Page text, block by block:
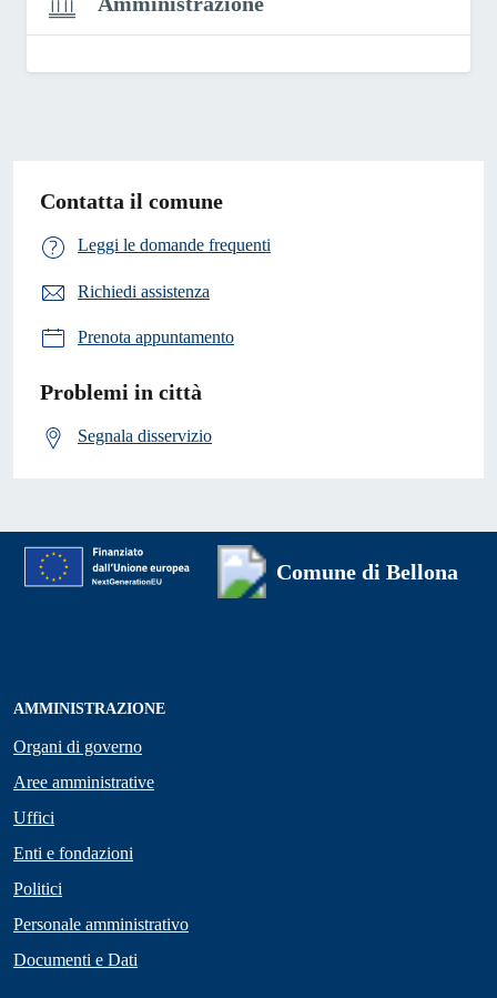
Contatta il comune
Leggi le domande frequenti
Richiedi assistenza
Prenota appuntamento
Problemi in città
Segnala disservizio
Comune di Bellona
AMMINISTRAZIONE
Organi di governo
Aree amministrative
Uffici
Enti e fondazioni
Politici
Personale amministrativo
Documenti e Dati